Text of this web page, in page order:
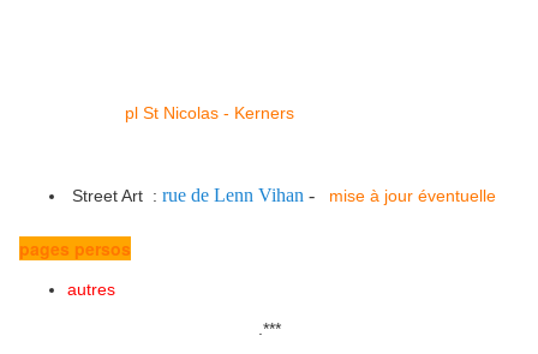
pl St Nicolas - Kerners
Street Art : rue de Lenn Vihan - mise à jour éventuelle
pages persos
autres
***